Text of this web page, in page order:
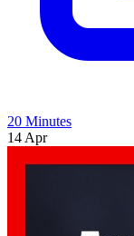
20 Minutes
14 Apr